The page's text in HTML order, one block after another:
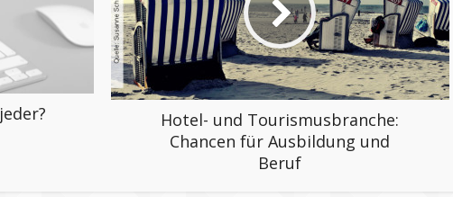
Hotel- und Tourismusbranche:
Chancen für Ausbildung und
Beruf